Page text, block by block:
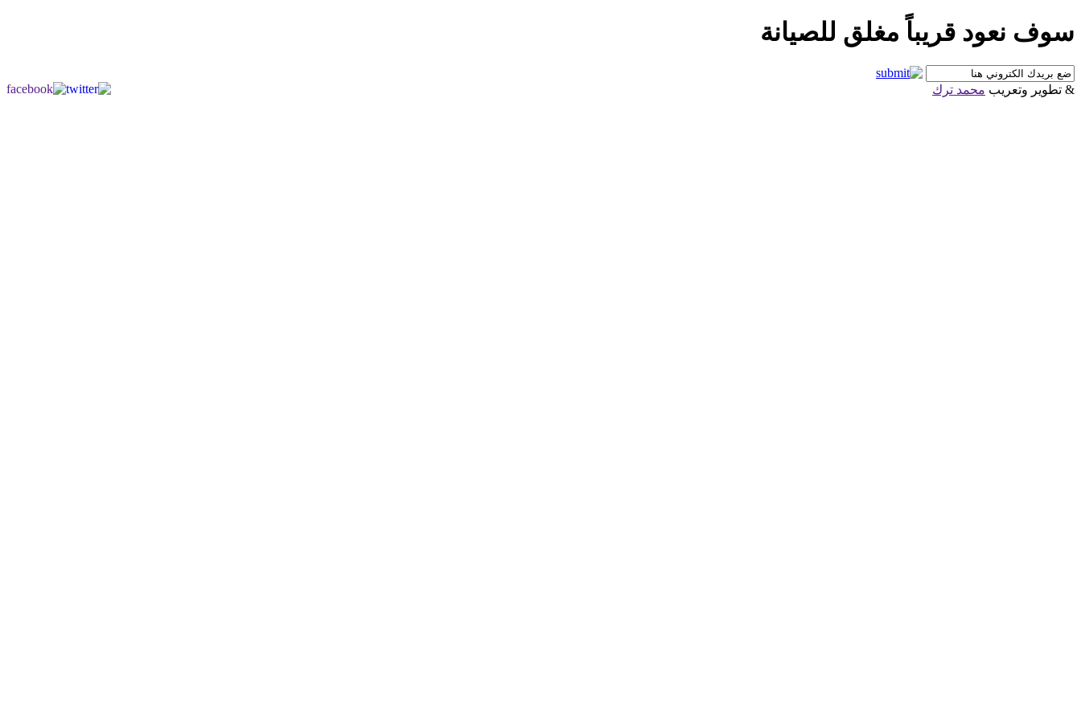
سوف نعود قريباً مغلق للصيانة
& تطوير وتعريب محمد ترك